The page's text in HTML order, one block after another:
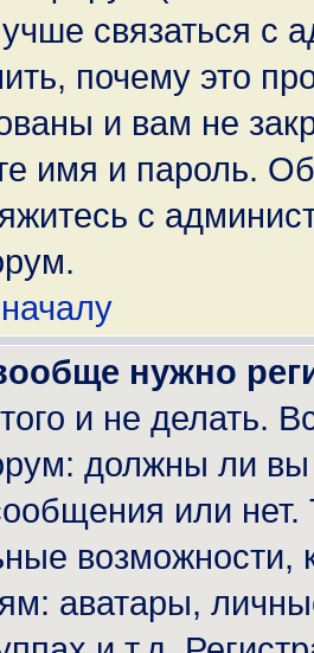
связаться с
почему это
и вам не
имя и пароль.
с
нужно
и не делать.
должны ли вы
или
аватары,